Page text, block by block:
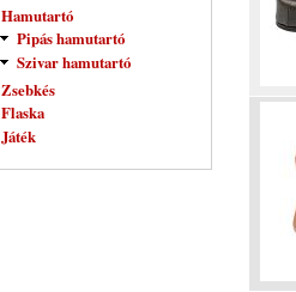
Hamutartó
Pipás hamutartó
Szivar hamutartó
Zsebkés
Flaska
Játék